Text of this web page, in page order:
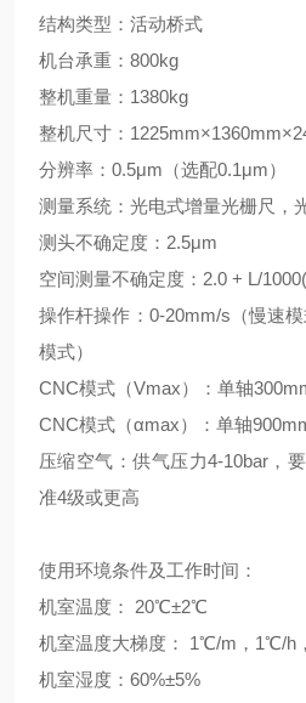
结构类型：活动桥式
机台承重：800kg
整机重量：1380kg
整机尺寸：
分辨率：0.5μm（选配0.1μm）
测量系统：光电式增量光栅尺，
测头不确定度：2.5μm
空间测量不确定度：2.0 + L/
操作杆操作：0-20mm/s（慢速
模式）
CNC模式（Vmax）：单轴
CNC模式（αmax）：单轴
压缩空气：供气压力4-10bar，
准4级或更高
使用环境条件及工作时间：
机室温度： 20℃±2℃
机室温度大梯度： 1℃/m，1℃/h
机室湿度：60%±5%